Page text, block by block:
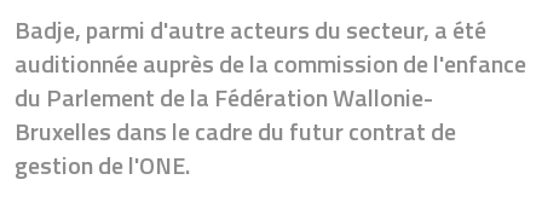
Badje, parmi d'autre acteurs du secteur, a été
auditionnée auprès de la commission de l'enfance
du Parlement de la Fédération Wallonie-
Bruxelles dans le cadre du futur contrat de
gestion de l'ONE.